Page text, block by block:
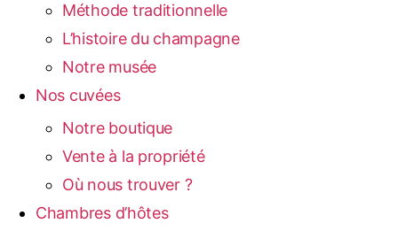
Méthode traditionnelle
L’histoire du champagne
Notre musée
Nos cuvées
Notre boutique
Vente à la propriété
Où nous trouver ?
Chambres d’hôtes